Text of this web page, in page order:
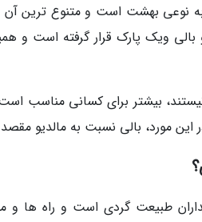
بهشت است و متنوع ترین آن ها
و بالی ویک پارک قرار گرفته است
بیشتر برای کسانی مناسب
این مورد، بالی نسبت به مالدیو
طبیعت گردی است و راه ها